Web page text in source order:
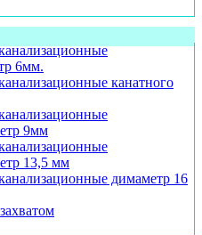
6мм.
канатного
9мм
13,5 мм
димаметр 16